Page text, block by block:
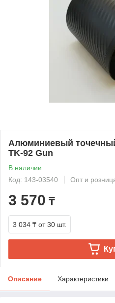
Алюминиевый
TK-92 Gun
В наличии
Код: 143-03540
Опт и
3 570 ₸
3 034 ₸ от 30 шт.
Описание Характеристики